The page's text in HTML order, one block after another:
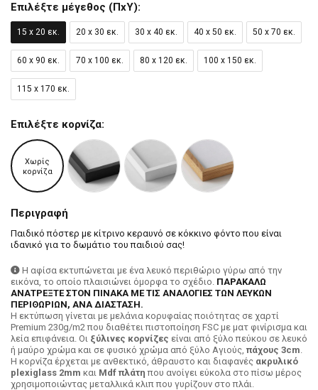
Επιλέξτε μέγεθος (ΠxΥ):
15 x 20 εκ. 20 x 30 εκ. 30 x 40 εκ. 40 x 50 εκ. 50 x 70 εκ.
60 x 90 εκ. 70 x 100 εκ. 80 x 120 εκ. 100 x 150 εκ.
115 x 170 εκ.
Επιλέξτε κορνίζα:
Χωρίς
κορνίζα
Περιγραφή
Παιδικό πόστερ με κίτρινο κεραυνό σε κόκκινο φόντο που είναι
ιδανικό για το δωμάτιο του παιδιού σας!
Η αφίσα εκτυπώνεται με ένα λευκό περιθώριο γύρω από την
εικόνα, το οποίο πλαισιώνει όμορφα το σχέδιο. ΠΑΡΑΚΑΛΩ
ΑΝΑΤΡΕΞΤΕ ΣΤΟΝ ΠΙΝΑΚΑ ΜΕ ΤΙΣ ΑΝΑΛΟΓΙΕΣ ΤΩΝ ΛΕΥΚΩΝ
ΠΕΡΙΘΩΡΙΩΝ, ΑΝΑ ΔΙΑΣΤΑΣΗ.
H εκτύπωση γίνεται με μελάνια κορυφαίας ποιότητας σε χαρτί
Premium 230g/m2 που διαθέτει πιστοποίηση FSC με ματ φινίρισμα και
λεία επιφάνεια. Οι ξύλινες κορνίζες είναι από ξύλο πεύκου σε λευκό
ή μαύρο χρώμα και σε φυσικό χρώμα από ξύλο Αγιούς, πάχους 3cm.
Η κορνίζα έρχεται με ανθεκτικό, άθραυστο και διαφανές ακρυλικό
plexiglass 2mm και Mdf πλάτη που ανοίγει εύκολα στο πίσω μέρος
χρησιμοποιώντας μεταλλικά κλιπ που γυρίζουν στο πλάι.